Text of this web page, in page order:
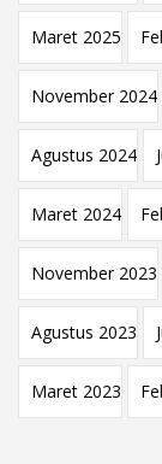
Maret 2025
November 2024
Agustus 2024
Maret 2024
November 2023
Agustus 2023
Maret 2023